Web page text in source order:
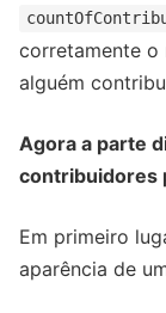
corretamente o
alguém
Agora a parte
contribuidores
Em primeiro
aparência de